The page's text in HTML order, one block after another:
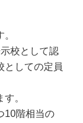
校として認
としての定員
。
10階相当の